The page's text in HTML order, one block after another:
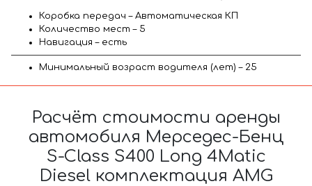
Коробка передач – Автоматическая КП
Количество мест – 5
Навигация – есть
Минимальный возраст водителя (лет) – 25
Расчёт стоимости аренды
автомобиля Мерседес-Бенц
S-Class S400 Long 4Matic
Diesel комплектация AMG